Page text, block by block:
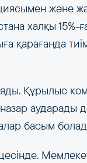
және
халқы 15%-
қарағанда
Құрылыс
басым